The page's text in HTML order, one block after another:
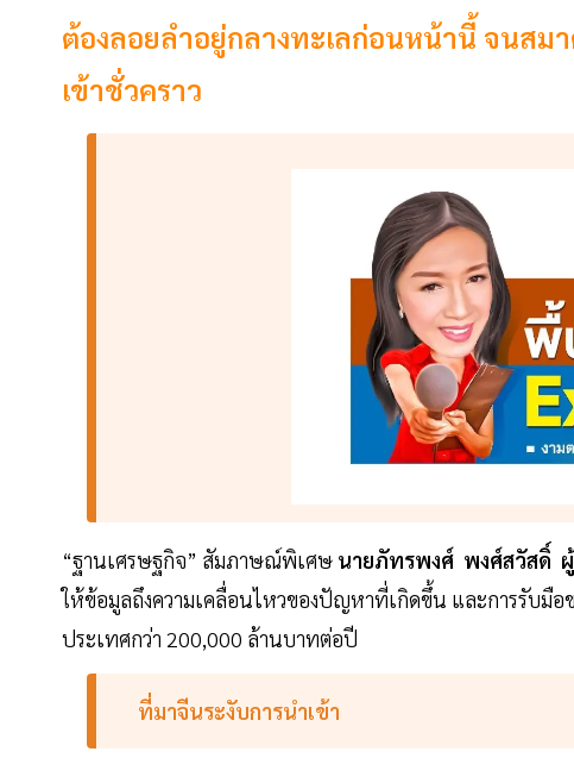
ต้องลอยลำอยู่กลางทะเลก่อนหน้านี้ จนส
เข้าชั่วคราว
“ฐานเศรษฐกิจ” สัมภาษณ์พิเศษ นายภัทรพงศ์ พงศ์สวัสดิ์
ให้ข้อมูลถึงความเคลื่อนไหวของปัญหาที่เกิดขึ้น และการรับมือ
ประเทศกว่า 200,000 ล้านบาทต่อปี
ที่มาจีนระงับการนำเข้า